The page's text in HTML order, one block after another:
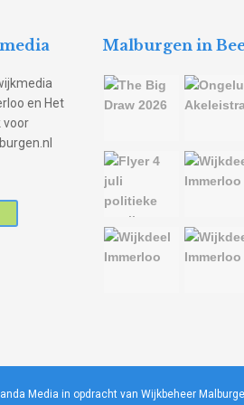
en Het
voor
Malburgen in
Media in opdracht van Wijkbeheer